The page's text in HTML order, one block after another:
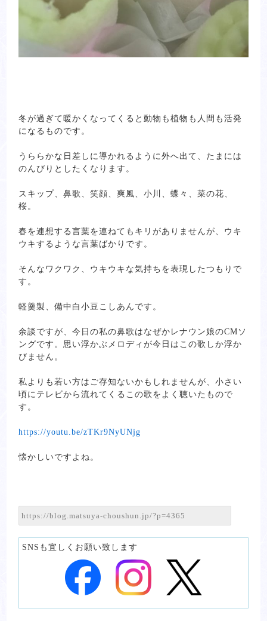
冬が過ぎて暖かくなってくると動物も植物も人間も活発
になるものです。
うららかな日差しに導かれるように外へ出て、たまには
のんびりとしたくなります。
スキップ、鼻歌、笑顔、爽風、小川、蝶々、菜の花、
桜。
春を連想する言葉を連ねてもキリがありませんが、ウキ
ウキするような言葉ばかりです。
そんなワクワク、ウキウキな気持ちを表現したつもりで
す。
軽羹製、備中白小豆こしあんです。
余談ですが、今日の私の鼻歌はなぜかレナウン娘のCMソ
ングです。思い浮かぶメロディが今日はこの歌しか浮か
びません。
私よりも若い方はご存知ないかもしれませんが、小さい
頃にテレビから流れてくるこの歌をよく聴いたもので
す。
https://youtu.be/zTKr9NyUNjg
懐かしいですよね。
SNSも宜しくお願い致します